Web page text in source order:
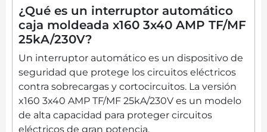
¿Qué es un interruptor automático
caja moldeada x160 3x40 AMP TF/MF
25kA/230V?
Un interruptor automático es un dispositivo de
seguridad que protege los circuitos eléctricos
contra sobrecargas y cortocircuitos. La versión
x160 3x40 AMP TF/MF 25kA/230V es un modelo
de alta capacidad para proteger circuitos
eléctricos de gran potencia.